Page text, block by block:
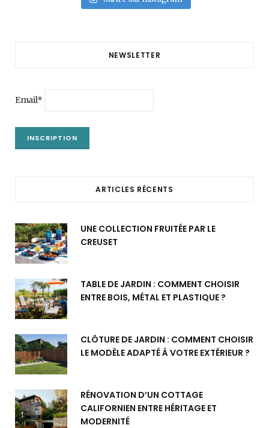
NEWSLETTER
Email*
ARTICLES RÉCENTS
UNE COLLECTION FRUITÉE PAR LE
CREUSET
TABLE DE JARDIN : COMMENT CHOISIR
ENTRE BOIS, MÉTAL ET PLASTIQUE ?
CLÔTURE DE JARDIN : COMMENT CHOISIR
LE MODÈLE ADAPTÉ À VOTRE EXTÉRIEUR ?
RÉNOVATION D’UN COTTAGE
CALIFORNIEN ENTRE HÉRITAGE ET
MODERNITÉ